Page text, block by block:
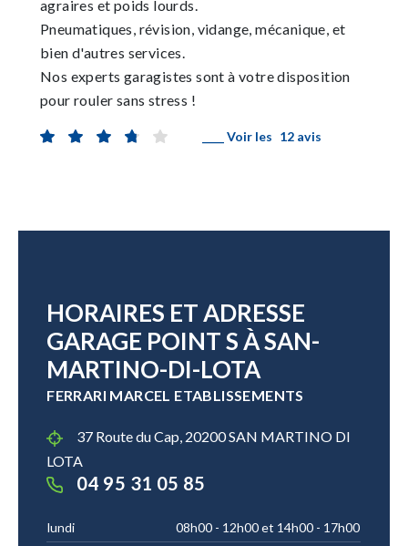
agraires et poids lourds.
Pneumatiques, révision, vidange, mécanique, et
bien d'autres services.
Nos experts garagistes sont à votre disposition
pour rouler sans stress !
____ Voir les 12 avis
HORAIRES ET ADRESSE
GARAGE POINT S À SAN-
MARTINO-DI-LOTA
FERRARI MARCEL ETABLISSEMENTS
37 Route du Cap, 20200 SAN MARTINO DI
LOTA
04 95 31 05 85
lundi
08h00 - 12h00 et 14h00 - 17h00